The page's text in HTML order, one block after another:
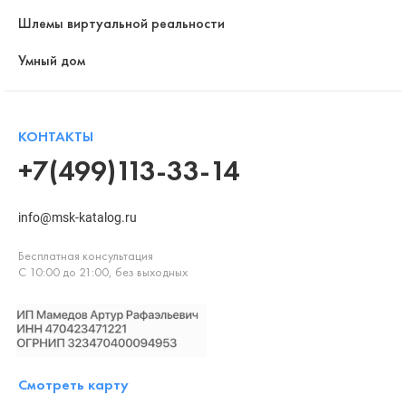
Шлемы виртуальной реальности
Умный дом
КОНТАКТЫ
+7(499)113-33-14
info@msk-katalog.ru
Бесплатная консультация
С 10:00 до 21:00, без выходных
Смотреть карту